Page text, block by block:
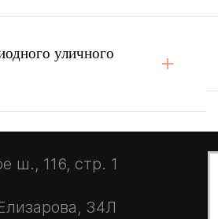
уличного
ш., 116, стр. 1
34Л